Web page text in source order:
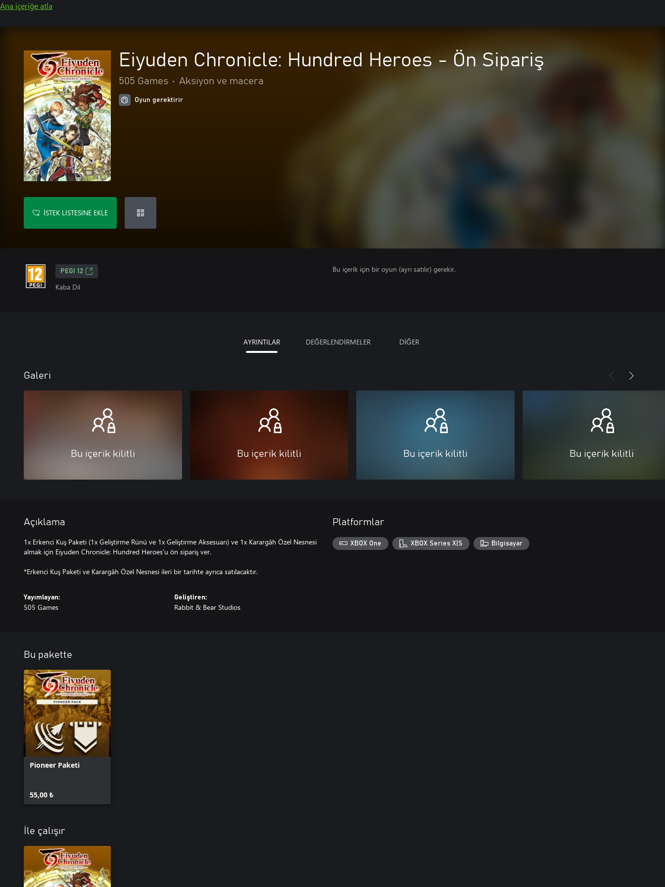
Ana içeriğe atla
Eiyuden Chronicle: Hundred Heroes - Ön Sipariş
505 Games • Aksiyon ve macera
Oyun gerektirir
İSTEK LISTESINE EKLE
PEGI 12
Kaba Dil
Bu içerik için bir oyun (ayrı satılır) gerekir.
AYRINTILAR DEĞERLENDİRMELER DİĞER
Galeri
Bu içerik kilitli Bu içerik kilitli Bu içerik kilitli Bu içerik kilitli
Açıklama
1x Erkenci Kuş Paketi (1x Geliştirme Rünü ve 1x Geliştirme Aksesuarı) ve 1x Karargâh Özel Nesnesi
almak için Eiyuden Chronicle: Hundred Heroes'u ön sipariş ver.
*Erkenci Kuş Paketi ve Karargâh Özel Nesnesi ileri bir tarihte ayrıca satılacaktır.
Yayımlayan:
505 Games
Geliştiren:
Rabbit & Bear Studios
Platformlar
XBOX One XBOX Series X|S Bilgisayar
Bu pakette
Pioneer Paketi
55,00 ₺
İle çalışır